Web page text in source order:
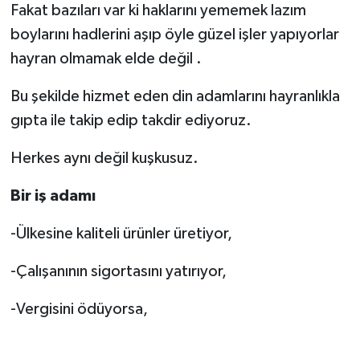
Fakat bazıları var ki haklarını yememek lazım
boylarını hadlerini aşıp öyle güzel işler yapıyorlar
hayran olmamak elde değil .
Bu şekilde hizmet eden din adamlarını hayranlıkla
gıpta ile takip edip takdir ediyoruz.
Herkes aynı değil kuşkusuz.
Bir iş adamı
-Ülkesine kaliteli ürünler üretiyor,
-Çalışanının sigortasını yatırıyor,
-Vergisini ödüyorsa,